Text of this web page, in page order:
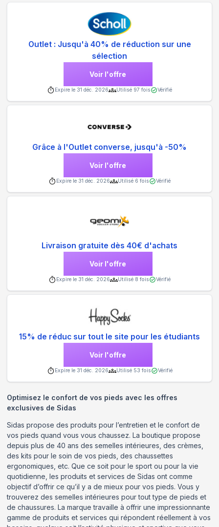
Outlet : Jusqu'à 40% de réduction sur une
sélection
Voir l'offre
Expire le 31 déc. 2026 Utilisé 97 fois Vérifié
Grâce à l'Outlet converse, jusqu'à -50%
Voir l'offre
Expire le 31 déc. 2026 Utilisé 6 fois Vérifié
Livraison gratuite dès 40€ d'achats
Voir l'offre
Expire le 31 déc. 2026 Utilisé 8 fois Vérifié
15% de réduc sur tout le site pour les étudiants
Voir l'offre
Expire le 31 déc. 2026 Utilisé 53 fois Vérifié
Optimisez le confort de vos pieds avec les offres
exclusives de Sidas
Sidas propose des produits pour l’entretien et le confort de
vos pieds quand vous vous chaussez. La boutique propose
depuis plus de 40 ans des semelles intérieures, des crèmes,
des kits pour le soin de vos pieds, des chaussettes
ergonomiques, etc. Que ce soit pour le sport ou pour la vie
quotidienne, les produits et services de Sidas ont comme
objectif d’offrir ce qu’il y a de mieux pour vos pieds. Vous y
trouverez des semelles intérieures pour tout type de pieds et
de chaussures. La marque travaille à offrir une impressionnante
gamme de produits et services qui répondent réellement à vos